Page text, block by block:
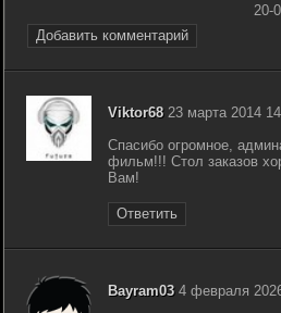
Добавить комментарий
20-
Viktor6823 марта 2014
Спасибо огромное,
фильм!!! Стол заказов
Вам!
Ответить
Bayram034 февраля